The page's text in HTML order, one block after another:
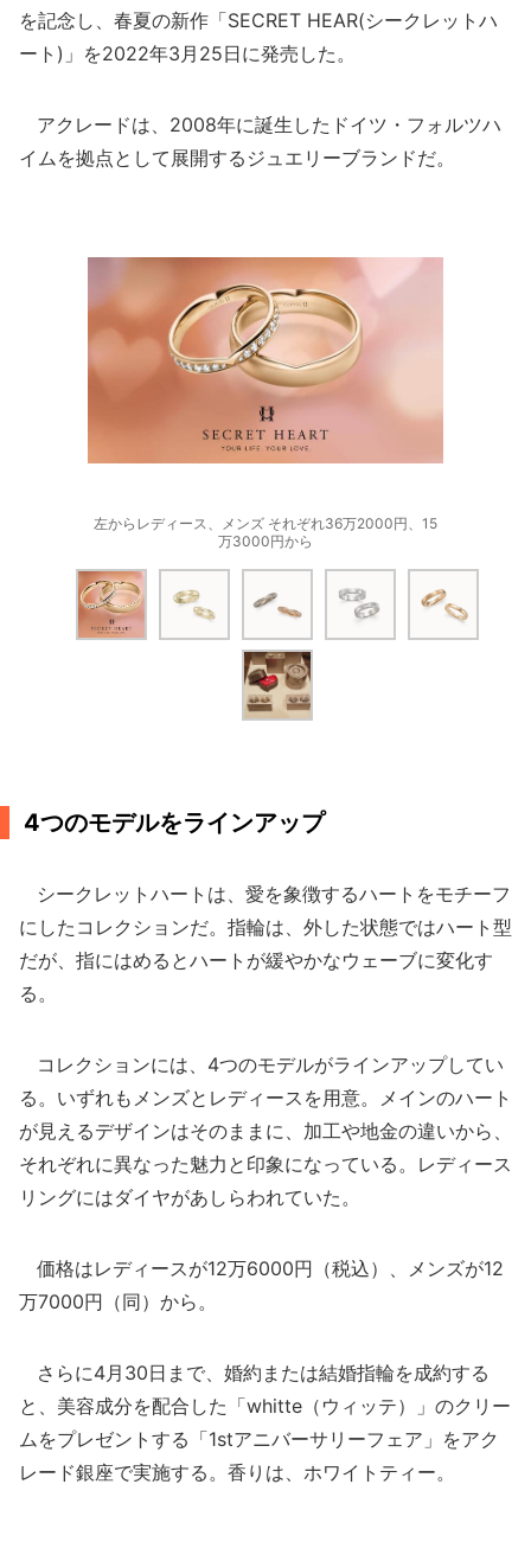
を記念し、春夏の新作「SECRET HEAR(シークレットハ
ート)」を2022年3月25日に発売した。
アクレードは、2008年に誕生したドイツ・フォルツハ
イムを拠点として展開するジュエリーブランドだ。
左からレディース、メンズ それぞれ36万2000円、15
万3000円から
4つのモデルをラインアップ
シークレットハートは、愛を象徴するハートをモチーフ
にしたコレクションだ。指輪は、外した状態ではハート型
だが、指にはめるとハートが緩やかなウェーブに変化す
る。
コレクションには、4つのモデルがラインアップしてい
る。いずれもメンズとレディースを用意。メインのハート
が見えるデザインはそのままに、加工や地金の違いから、
それぞれに異なった魅力と印象になっている。レディース
リングにはダイヤがあしらわれていた。
価格はレディースが12万6000円（税込）、メンズが12
万7000円（同）から。
さらに4月30日まで、婚約または結婚指輪を成約する
と、美容成分を配合した「whitte（ウィッテ）」のクリー
ムをプレゼントする「1stアニバーサリーフェア」をアク
レード銀座で実施する。香りは、ホワイトティー。